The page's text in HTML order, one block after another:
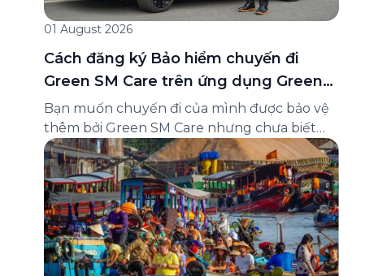
01 August 2026
Cách đăng ký Bảo hiểm chuyến đi
Green SM Care trên ứng dụng Green
SM
Bạn muốn chuyến đi của mình được bảo vệ
thêm bởi Green SM Care nhưng chưa biết
đăng ký ở đâu? Bài viết dưới đây sẽ hướng
dẫn chi tiết cách tham gia (và hủy tham gia)
gói bảo hiểm này ngay trên ứng dụng Green
SM, cùng những lưu ý quan trọng trước khi
[…]